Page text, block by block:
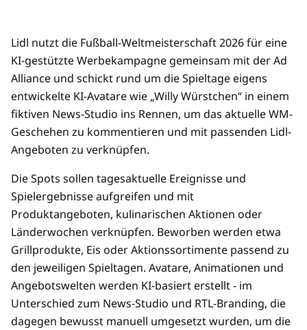
Lidl nutzt die Fußball-Weltmeisterschaft 2026 für eine
KI-gestützte Werbekampagne gemeinsam mit der Ad
Alliance und schickt rund um die Spieltage eigens
entwickelte KI-Avatare wie „Willy Würstchen“ in einem
fiktiven News-Studio ins Rennen, um das aktuelle WM-
Geschehen zu kommentieren und mit passenden Lidl-
Angeboten zu verknüpfen.
Die Spots sollen tagesaktuelle Ereignisse und
Spielergebnisse aufgreifen und mit
Produktangeboten, kulinarischen Aktionen oder
Länderwochen verknüpfen. Beworben werden etwa
Grillprodukte, Eis oder Aktionssortimente passend zu
den jeweiligen Spieltagen. Avatare, Animationen und
Angebotswelten werden KI-basiert erstellt - im
Unterschied zum News-Studio und RTL-Branding, die
dagegen bewusst manuell umgesetzt wurden, um die